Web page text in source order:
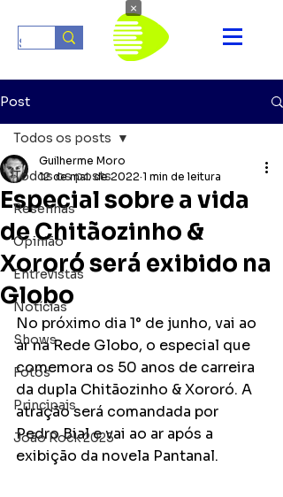
Post
Todos os posts
Resenhas
Opinião
Entrevistas
Notícias
Shows
Fotos
Principais
João Rock 2025
Todos os posts
Especial sobre a vida
de Chitãozinho &
Xororó será exibido na
Globo
Guilherme Moro
12 de mai. de 2022 1 min de leitura
No próximo dia 1° de junho, vai ao
ar na Rede Globo, o especial que
comemora os 50 anos de carreira
da dupla Chitãozinho & Xororó. A
atração será comandada por
Pedro Bial e vai ao ar após a
exibição da novela Pantanal.
×